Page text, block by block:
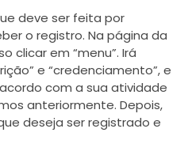
deve ser feita por
o registro. Na página da
clicar em “menu”. Irá
e “credenciamento”, e
com a sua atividade
anteriormente. Depois,
deseja ser registrado e